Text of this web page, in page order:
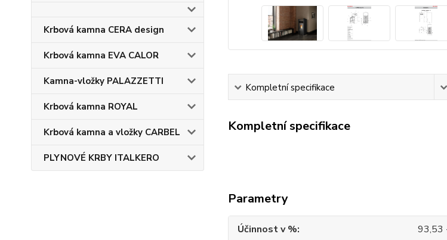
Krbová kamna CERA design
Krbová kamna EVA CALOR
Kamna-vložky PALAZZETTI
Krbová kamna ROYAL
Krbová kamna a vložky CARBEL
PLYNOVÉ KRBY ITALKERO
Kompletní specifikace
Kompletní specifikace
Parametry
Účinnost v %
93,53